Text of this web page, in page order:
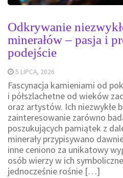
Odkrywanie
minerałów – pasja i
podejście
5 LIPCA, 2026
Fascynacja kamieniami od
i półszlachetne od wieków
oraz artystów. Ich niezwykłe
zainteresowanie zarówno
poszukujących pamiątek z
minerały przypisywano
inne ceniono za unikatowy
osób wierzy w ich
jednocześnie rośnie […]